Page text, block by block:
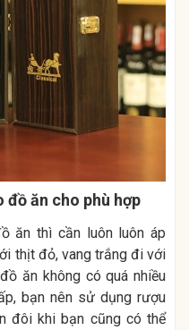
đồ ăn cho phù hợp
ăn thì cần luôn luôn áp
thịt đỏ, vang trắng đi với
ăn không có quá nhiều
bạn nên sử dụng rượu
đôi khi bạn cũng có thể